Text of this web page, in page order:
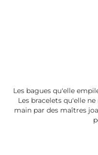
Les bagues qu'elle
Les bracelets qu'elle
main par des maîtres